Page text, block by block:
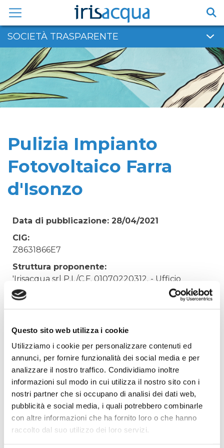
Questo sito web utilizza i cookie
Utilizziamo i cookie per personalizzare contenuti ed
annunci, per fornire funzionalità dei social media e per
analizzare il nostro traffico. Condividiamo inoltre
informazioni sul modo in cui utilizza il nostro sito con i
nostri partner che si occupano di analisi dei dati web,
pubblicità e social media, i quali potrebbero combinarle
con altre informazioni che ha fornito loro o che hanno
raccolto dal suo utilizzo dei loro servizi.
contenuto
SOCIETÀ TRASPARENTE
Pulizia Impianto
Fotovoltaico Farra
d'Isonzo
Data di pubblicazione: 28/04/2021
CIG:
Z8631866E7
Struttura proponente:
'Irisacqua srl P.I./C.F. 01070220312. - Ufficio
Tecnico
Oggetto:
Elenco operatori invitati:
Codice Fiscale:
Procedura di scelta:
Affidamento ai sensi del Regolamento Generale
Aziendale per Lavori Servizi e Forniture
Aggiudicatario Nome:
PU.MA. PULIZIE E MANUTENZIONI SOC.COOP. -
cod. fisc. 01320170309